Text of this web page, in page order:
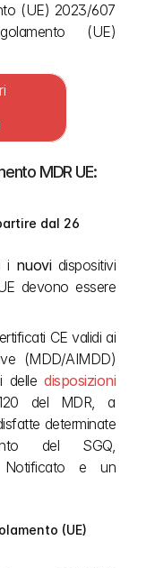
(UE) 2023/607
(UE)
MDR UE:
dal 26
i nuovi dispositivi
devono essere
CE validi ai
(MDD/AIMDD)
delle disposizioni
del MDR, a
determinate
del SGQ,
Notificato e un
(UE)